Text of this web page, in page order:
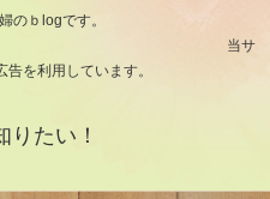
のｂlogです。
を利用しています。
りたい！